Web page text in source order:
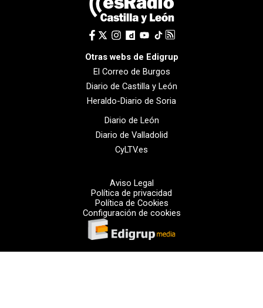
Otras webs de Edigrup
El Correo de Burgos
Diario de Castilla y León
Heraldo-Diario de Soria
Diario de León
Diario de Valladolid
CyLTV.es
Aviso Legal
Política de privacidad
Política de Cookies
Configuración de cookies